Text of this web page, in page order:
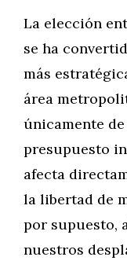
La elección
se ha
más
área
únicamente
presupuesto
afecta
la libertad de
por supuesto,
nuestros